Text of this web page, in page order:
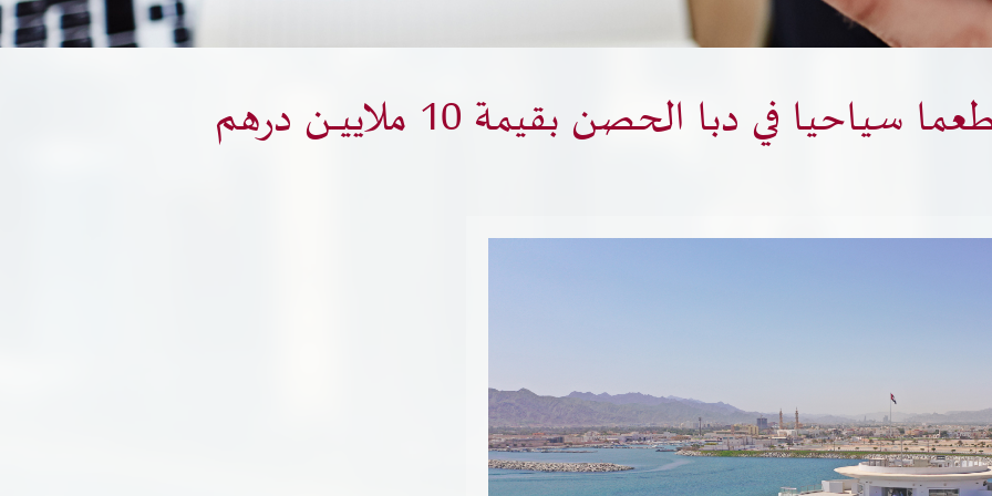
المكتبة الإلكترونية
امكانية الوصول
بحث
في دبا الحصن بقيمة 10 ملاييـــن درهم